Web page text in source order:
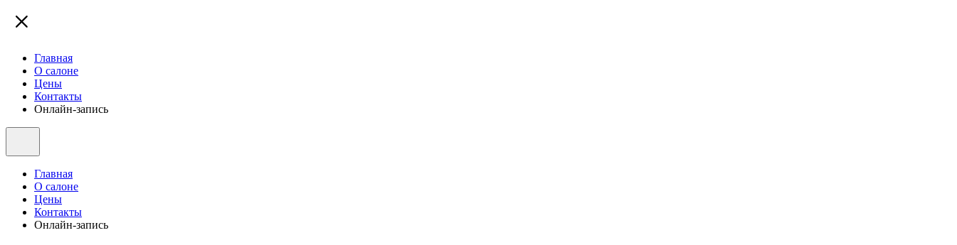
Главная
О салоне
Цены
Контакты
Онлайн-запись
Главная
О салоне
Цены
Контакты
Онлайн-запись